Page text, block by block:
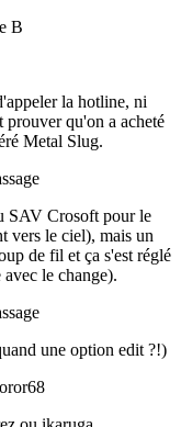
B
la hotline, ni
prouver qu'on a acheté
Metal Slug.
SAV Crosoft pour le
vers le ciel), mais un
de fil et ça s'est réglé
le change).
une option edit ?!)